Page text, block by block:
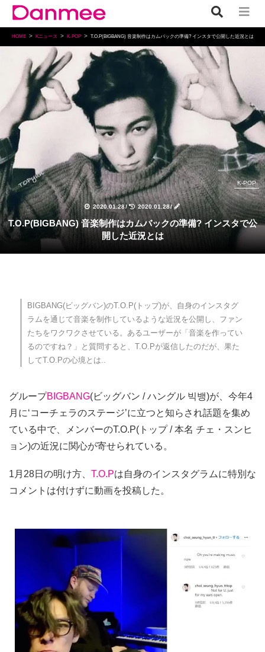
HOME Kニュース K-POP T.O.P(BIGBANG) 音楽制作はカムバックの準備? インスタで公開した近況とは
2020.01.28/ 2020.01.28/
K-POP
T.O.P(BIGBANG) 音楽制作はカムバックの準備? インスタで公
開した近況とは
BIGBANG(ビッグバン)のT.O.P(トップ)が、自身のインスタグ
ラムを通じて音楽を制作しているような近況を公開し、ファン
たちをワクワクさせている。あるユーザーが「音楽を作ってい
るのですね？」と質問すると、T.O.Pが返信したのだが、果た
してT.O.Pの心境とは..
グループBIGBANG(ビッグバン / ハングル 빅뱅)が、今年4
月に‘コーチェラのステージ’に立つと知らされ話題を集め
ている中で、メンバーのT.O.P(トップ / 本名 チェ・スンヒ
ョン)の近況に関心が寄せられている。
1月28日の明け方、 T.O.Pは自身のインスタグラムに特別な
コメントは付けずに動画を投稿した。